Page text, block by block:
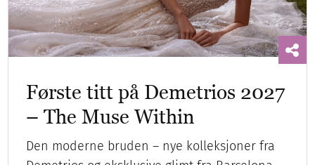
Første titt på Demetrios 2027
– The Muse Within
Den moderne bruden – nye kolleksjoner fra